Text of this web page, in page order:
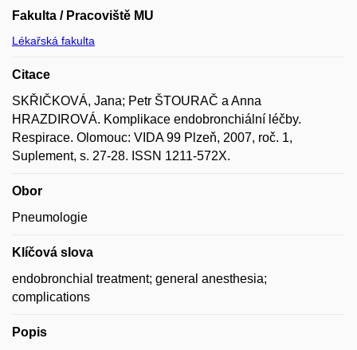
Fakulta / Pracoviště MU
Lékařská fakulta
Citace
SKŘIČKOVÁ, Jana; Petr ŠTOURAČ a Anna
HRAZDIROVÁ. Komplikace endobronchiální léčby.
Respirace. Olomouc: VIDA 99 Plzeň, 2007, roč. 1,
Suplement, s. 27-28. ISSN 1211-572X.
Obor
Pneumologie
Klíčová slova
endobronchial treatment; general anesthesia;
complications
Popis